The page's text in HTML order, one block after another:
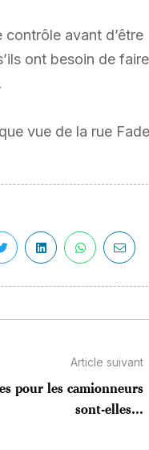
avant d’être
ont besoin de
vue de la rue
Article suivant
pour les camionneurs
sont-elles...